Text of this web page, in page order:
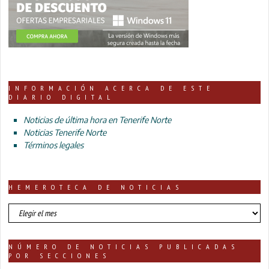
INFORMACIÓN ACERCA DE ESTE
DIARIO DIGITAL
Noticias de última hora en Tenerife Norte
Noticias Tenerife Norte
Términos legales
HEMEROTECA DE NOTICIAS
HEMEROTECA
DE
NÚMERO DE NOTICIAS PUBLICADAS
POR SECCIONES